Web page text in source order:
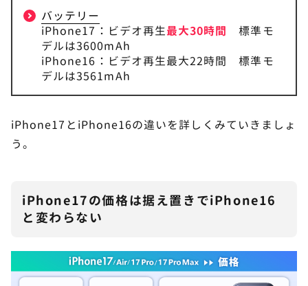
バッテリー
iPhone17：ビデオ再生最大30時間
標準モ
デルは3600mAh
iPhone16：ビデオ再生最大22時間 標準モ
デルは3561mAh
iPhone17とiPhone16の違いを詳しくみていきましょ
う。
iPhone17の価格は据え置きでiPhone16
と変わらない